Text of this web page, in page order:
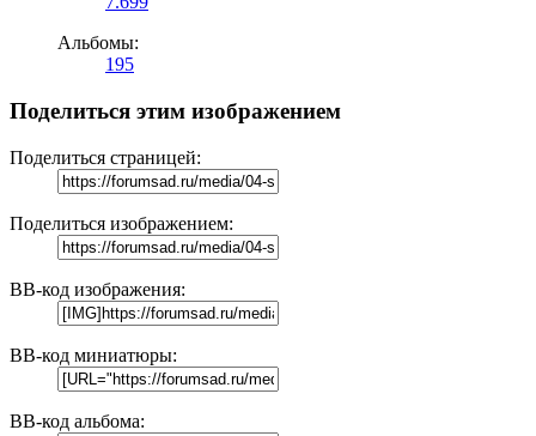
Альбомы:
195
Поделиться этим изображением
Поделиться страницей:
Поделиться изображением:
BB-код изображения:
BB-код миниатюры:
BB-код альбома: